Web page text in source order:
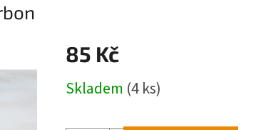
85 Kč
cena:
Skladem (4 ks)